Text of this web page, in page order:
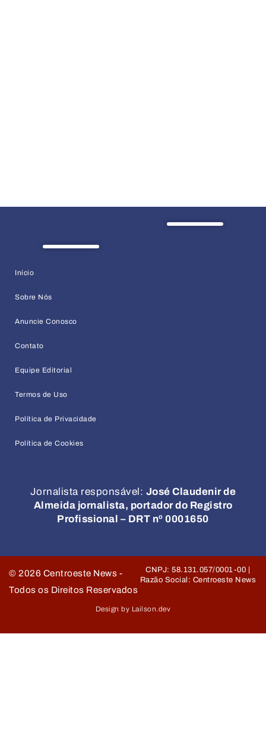
Início
Sobre Nós
Anuncie Conosco
Contato
Equipe Editorial
Termos de Uso
Política de Privacidade
Política de Cookies
Jornalista responsável: José Claudenir de
Almeida jornalista, portador do Registro
Profissional – DRT nº 0001650
© 2026 Centroeste News -
Todos os Direitos Reservados
CNPJ: 58.131.057/0001-00 |
Razão Social: Centroeste News
Design by Lailson.dev